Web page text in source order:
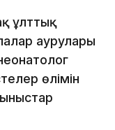
ұлттық
аурулары
өлімін